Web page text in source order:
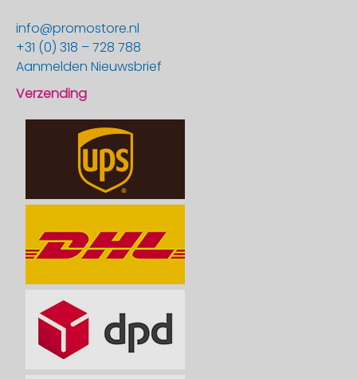
info@promostore.nl
+31 (0) 318 – 728 788
Aanmelden Nieuwsbrief
Verzending